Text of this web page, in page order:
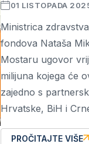
01 LISTOPADA
Ministrica
fondova Nataša
Mostaru ugovor
milijuna kojega će
zajedno s
Hrvatske, BiH i
PROČITAJTE VIŠE